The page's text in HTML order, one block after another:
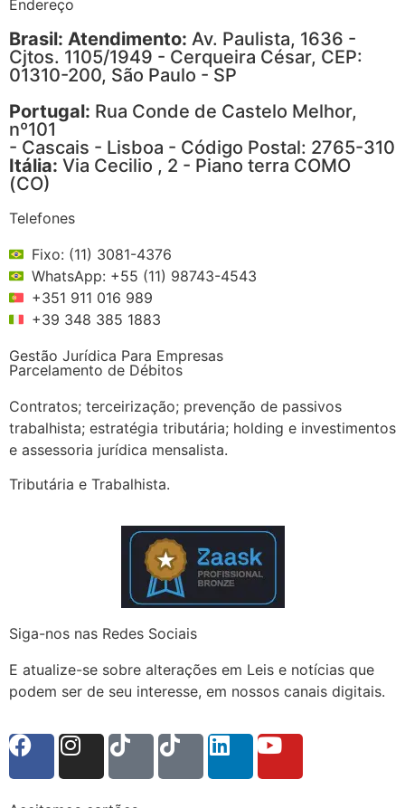
Endereço
Brasil: Atendimento: Av. Paulista, 1636 -
Cjtos. 1105/1949 - Cerqueira César, CEP:
01310-200, São Paulo - SP
Portugal: Rua Conde de Castelo Melhor,
nº101
- Cascais - Lisboa - Código Postal: 2765-310
Itália: Via Cecilio , 2 - Piano terra COMO
(CO)
Telefones
Fixo: (11) 3081-4376
WhatsApp: +55 (11) 98743-4543
+351 911 016 989
+39 348 385 1883
Gestão Jurídica Para Empresas
Parcelamento de Débitos
Contratos; terceirização; prevenção de passivos
trabalhista; estratégia tributária; holding e investimentos
e assessoria jurídica mensalista.
Tributária e Trabalhista.
Siga-nos nas Redes Sociais
E atualize-se sobre alterações em Leis e notícias que
podem ser de seu interesse, em nossos canais digitais.